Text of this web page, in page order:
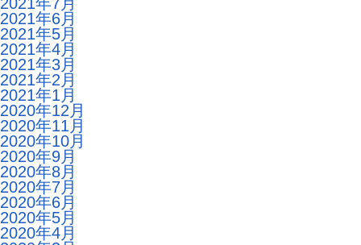
2021年7月
2021年6月
2021年5月
2021年4月
2021年3月
2021年2月
2021年1月
2020年12月
2020年11月
2020年10月
2020年9月
2020年8月
2020年7月
2020年6月
2020年5月
2020年4月